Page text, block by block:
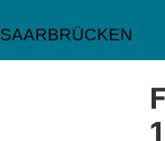
SAARBRÜCKEN